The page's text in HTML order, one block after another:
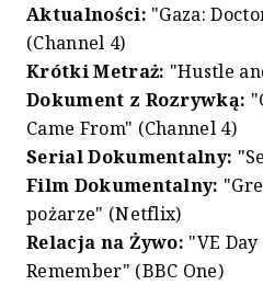
Aktualności: "Gaza:
(Channel 4)
Krótki Metraż: "Hustle
Dokument z Rozrywką:
Came From" (Channel 4)
Serial Dokumentalny:
Film Dokumentalny:
pożarze" (Netflix)
Relacja na Żywo: "VE
Remember" (BBC One)